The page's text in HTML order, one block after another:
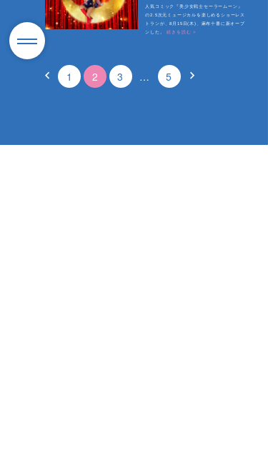
人気コミック『美少女戦士セーラームーン』
の2.5次元ミュージカルを楽しめるショーレス
トランが、8月15日(木)、麻布十番に新オープ
ンした。続きを読む >
1 2 3 … 5